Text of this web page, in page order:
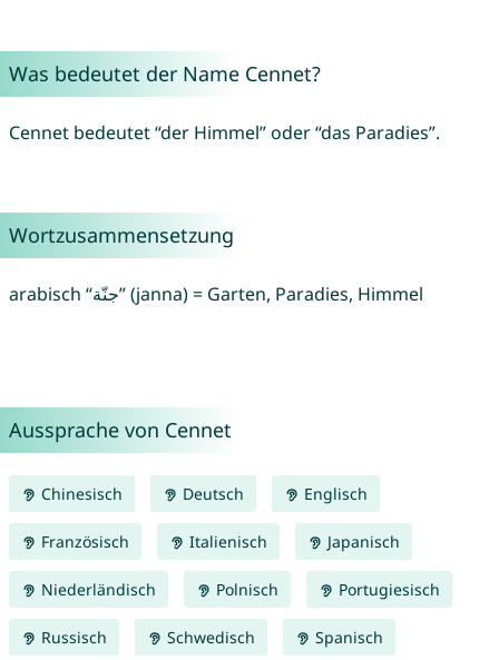
Was bedeutet der Name Cennet?
Cennet bedeutet “der Himmel” oder “das Paradies”.
Wortzusammensetzung
arabisch “جنّة” (janna) = Garten, Paradies, Himmel
Aussprache von Cennet
Chinesisch Deutsch Englisch
Französisch Italienisch Japanisch
Niederländisch Polnisch Portugiesisch
Russisch Schwedisch Spanisch